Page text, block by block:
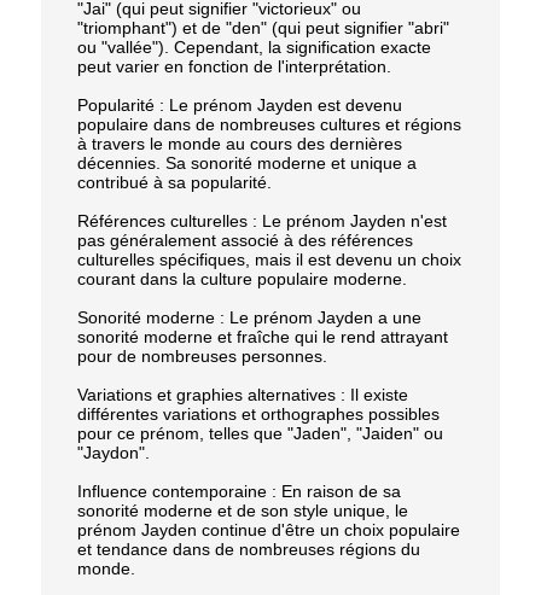
"Jai" (qui peut signifier "victorieux" ou
"triomphant") et de "den" (qui peut signifier "abri"
ou "vallée"). Cependant, la signification exacte
peut varier en fonction de l'interprétation.
Popularité : Le prénom Jayden est devenu
populaire dans de nombreuses cultures et régions
à travers le monde au cours des dernières
décennies. Sa sonorité moderne et unique a
contribué à sa popularité.
Références culturelles : Le prénom Jayden n'est
pas généralement associé à des références
culturelles spécifiques, mais il est devenu un choix
courant dans la culture populaire moderne.
Sonorité moderne : Le prénom Jayden a une
sonorité moderne et fraîche qui le rend attrayant
pour de nombreuses personnes.
Variations et graphies alternatives : Il existe
différentes variations et orthographes possibles
pour ce prénom, telles que "Jaden", "Jaiden" ou
"Jaydon".
Influence contemporaine : En raison de sa
sonorité moderne et de son style unique, le
prénom Jayden continue d'être un choix populaire
et tendance dans de nombreuses régions du
monde.